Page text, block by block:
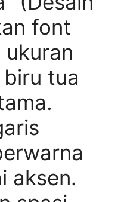
font
tua
aksen.